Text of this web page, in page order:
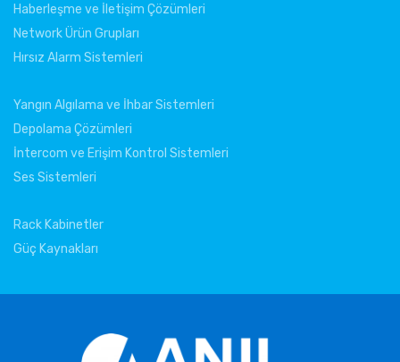
Haberleşme ve İletişim Çözümleri
Network Ürün Grupları
Hırsız Alarm Sistemleri
Yangın Algılama ve İhbar Sistemleri
Depolama Çözümleri
İntercom ve Erişim Kontrol Sistemleri
Ses Sistemleri
Rack Kabinetler
Güç Kaynakları